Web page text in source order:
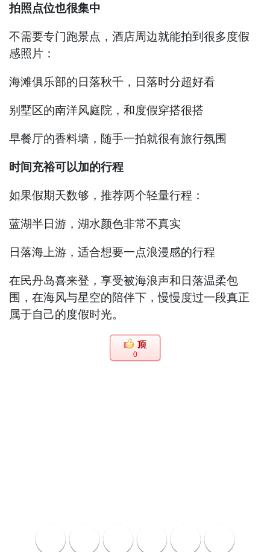
拍照点位也很集中
不需要专门跑景点，酒店周边就能拍到很多度假
感照片：
海滩俱乐部的日落秋千，日落时分超好看
别墅区的南洋风庭院，和度假穿搭很搭
早餐厅的香料墙，随手一拍就很有旅行氛围
时间充裕可以加的行程
如果假期天数够，推荐两个轻量行程：
蓝湖半日游，湖水颜色非常不真实
日落海上游，适合想要一点浪漫感的行程
在民丹岛喜来登，享受被海浪声和日落温柔包
围，在海风与星空的陪伴下，慢慢度过一段真正
属于自己的度假时光。
0